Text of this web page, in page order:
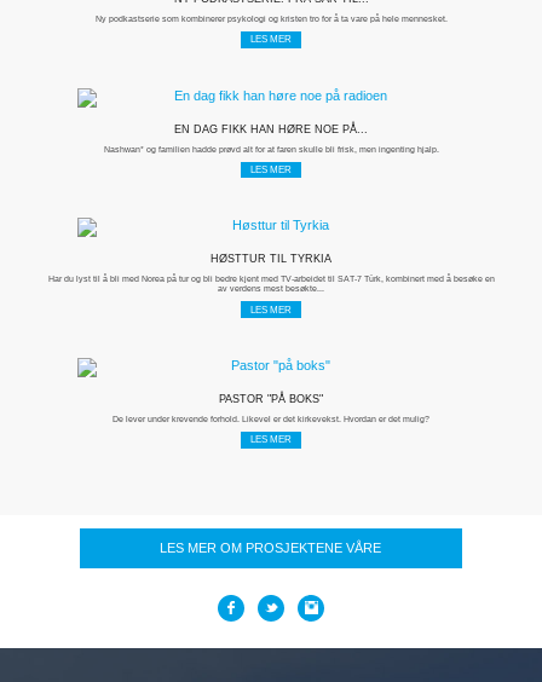
Ny podkastserie som kombinerer psykologi og kristen tro for å ta vare på hele mennesket.
LES MER
EN DAG FIKK HAN HØRE NOE PÅ...
Nashwan* og familien hadde prøvd alt for at faren skulle bli frisk, men ingenting hjalp.
LES MER
HØSTTUR TIL TYRKIA
Har du lyst til å bli med Norea på tur og bli bedre kjent med TV-arbeidet til SAT-7 Türk, kombinert med å besøke en
av verdens mest besøkte...
LES MER
PASTOR "PÅ BOKS"
De lever under krevende forhold. Likevel er det kirkevekst. Hvordan er det mulig?
LES MER
LES MER OM PROSJEKTENE VÅRE